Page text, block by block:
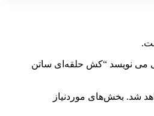
می نویسد “کش حلقه‌ای ساتن
شد. بخش‌های موردنیاز